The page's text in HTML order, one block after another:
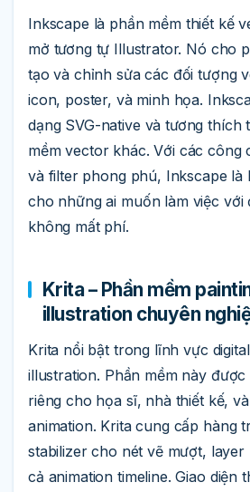
Inkscape là phần mềm thiết kế
mở tương tự Illustrator. Nó cho
tạo và chỉnh sửa các đối tượng
icon, poster, và minh họa.
dạng SVG-native và tương thích
mềm vector khác. Với các công
và filter phong phú, Inkscape là
cho những ai muốn làm việc
không mất phí.
Krita – Phần mềm
illustration chuyên
Krita nổi bật trong lĩnh vực
illustration. Phần mềm này
riêng cho họa sĩ, nhà thiết kế,
animation. Krita cung cấp hàng
stabilizer cho nét vẽ mượt, layer
cả animation timeline. Giao diện